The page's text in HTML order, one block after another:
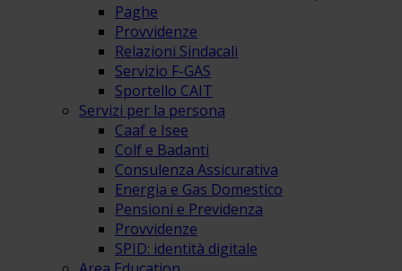
Paghe
Provvidenze
Relazioni Sindacali
Servizio F-GAS
Sportello CAIT
Servizi per la persona
Caaf e Isee
Colf e Badanti
Consulenza Assicurativa
Energia e Gas Domestico
Pensioni e Previdenza
Provvidenze
SPID: identità digitale